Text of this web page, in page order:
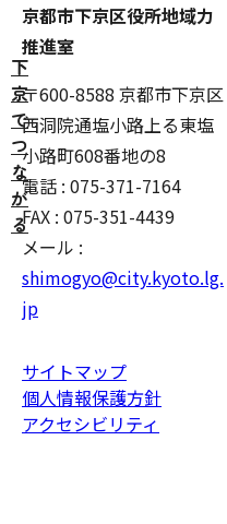
下
京
で
つ
な
が
る
京都市下京区役所地域力
推進室
〒600-8588 京都市下京区
西洞院通塩小路上る東塩
小路町608番地の8
電話 : 075-371-7164
FAX : 075-351-4439
メール :
shimogyo@city.kyoto.lg.
jp
サイトマップ
個人情報保護方針
アクセシビリティ